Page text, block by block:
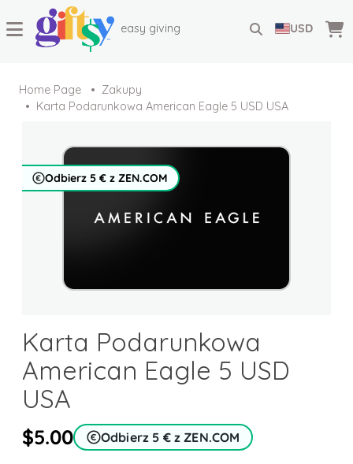
easy giving USD
Home Page
Zakupy
Karta Podarunkowa American Eagle 5 USD USA
Odbierz 5 € z ZEN.COM
Karta Podarunkowa
American Eagle 5 USD
USA
$5.00 Odbierz 5 € z ZEN.COM